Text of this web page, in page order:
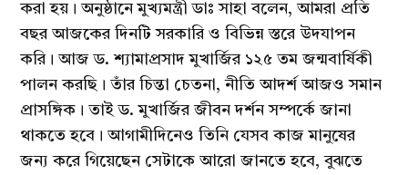
করা হয়। অনুষ্ঠানে মুখ্যমন্ত্রী ডাঃ সাহা বলেন, আমরা প্রতি
বছর আজকের দিনটি সরকারি ও বিভিন্ন স্তরে উদযাপন
করি। আজ ড. শ্যামাপ্রসাদ মুখার্জির ১২৫ তম জন্মবার্ষিকী
পালন করছি। তাঁর চিন্তা চেতনা, নীতি আদর্শ আজও সমান
প্রাসঙ্গিক। তাই ড. মুখার্জির জীবন দর্শন সম্পর্কে জানা
থাকতে হবে। আগামীদিনেও তিনি যেসব কাজ মানুষের
জন্য করে গিয়েছেন সেটাকে আরো জানতে হবে, বুঝতে